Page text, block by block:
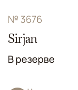
№ 3676
Sirjan
В резерве